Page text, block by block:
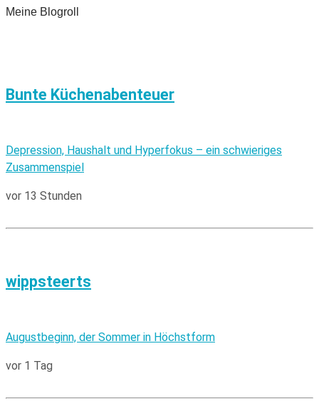
Meine Blogroll
Bunte Küchenabenteuer
Depression, Haushalt und Hyperfokus – ein schwieriges
Zusammenspiel
vor 13 Stunden
wippsteerts
Augustbeginn, der Sommer in Höchstform
vor 1 Tag